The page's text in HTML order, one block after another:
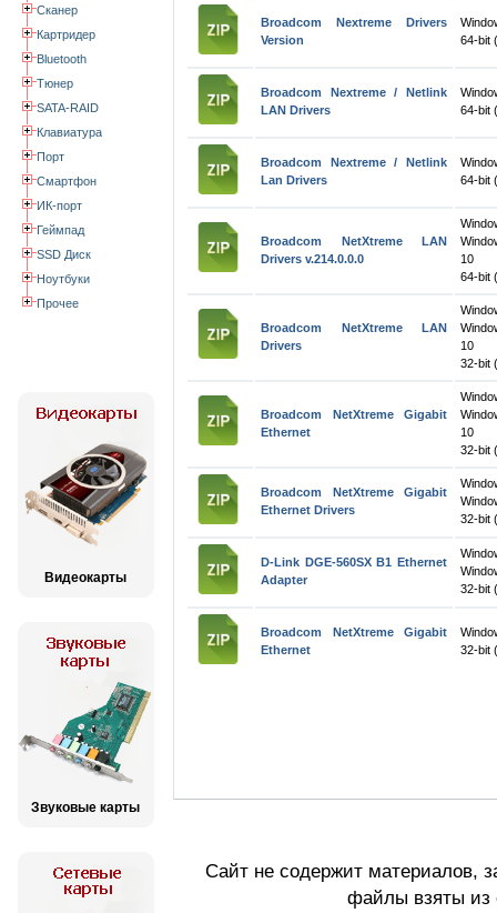
Сканер
Картридер
Bluetooth
Тюнер
SATA-RAID
Клавиатура
Порт
Смартфон
ИК-порт
Геймпад
SSD Диск
Ноутбуки
Прочее
Видеокарты
Звуковые карты
Broadcom Nextreme Drivers
Version
64-bit
Broadcom Nextreme / Netlink
LAN Drivers
64-bit
Broadcom Nextreme / Netlink
Lan Drivers
64-bit
Broadcom NetXtreme LAN
Drivers v.214.0.0.0
10
64-bit
Broadcom NetXtreme LAN
Drivers
10
32-bit
Broadcom NetXtreme Gigabit
Ethernet
10
32-bit
Broadcom NetXtreme Gigabit
Ethernet Drivers
32-bit
D-Link DGE-560SX B1 Ethernet
Adapter
32-bit
Broadcom NetXtreme Gigabit
Ethernet
32-bit
Сайт не содержит материалов,
файлы взяты из